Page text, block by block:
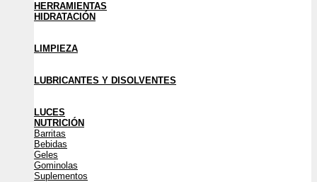
HERRAMIENTAS
HIDRATACIÓN
LIMPIEZA
LUBRICANTES Y DISOLVENTES
LUCES
NUTRICIÓN
Barritas
Bebidas
Geles
Gominolas
Suplementos